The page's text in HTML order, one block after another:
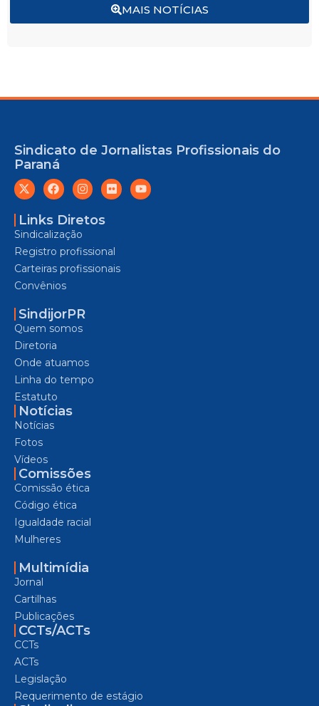
MAIS NOTÍCIAS
Sindicato de Jornalistas Profissionais do
Paraná
Links Diretos
Sindicalização
Registro profissional
Carteiras profissionais
Convênios
SindijorPR
Quem somos
Diretoria
Onde atuamos
Linha do tempo
Estatuto
Notícias
Notícias
Fotos
Vídeos
Comissões
Comissão ética
Código ética
Igualdade racial
Mulheres
Multimídia
Jornal
Cartilhas
Publicações
CCTs/ACTs
CCTs
ACTs
Legislação
Requerimento de estágio